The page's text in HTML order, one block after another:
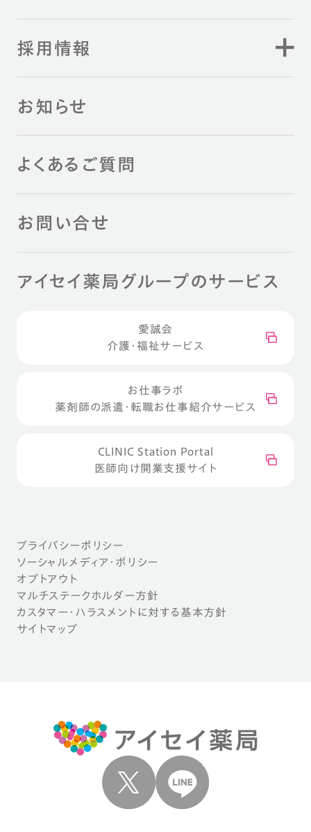
採用情報
お知らせ
よくあるご質問
お問い合せ
アイセイ薬局グループのサービス
愛誠会
介護・福祉サービス
お仕事ラボ
薬剤師の派遣・転職お仕事紹介サービス
CLINIC Station Portal
医師向け開業支援サイト
プライバシーポリシー
ソーシャルメディア・ポリシー
オプトアウト
マルチステークホルダー方針
カスタマー・ハラスメントに対する基本方針
サイトマップ